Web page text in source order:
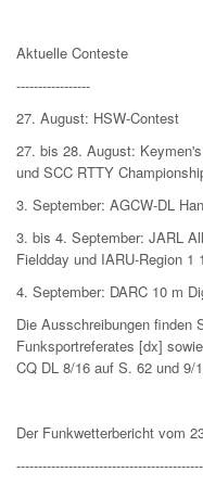
Aktuelle Conteste
-----------------
27. August: HSW-Contest
27. bis 28. August:
und SCC RTTY
3. September: AGCW-DL
3. bis 4. September: JARL
Fieldday und IARU-Region
4. September: DARC 10 m
Die Ausschreibungen finden
Funksportreferates [dx]
CQ DL 8/16 auf S. 62 und 9/
Der Funkwetterbericht vom